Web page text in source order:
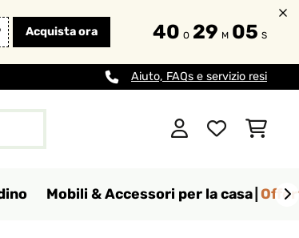
Acquista ora 40 O 29 M 03 S
Aiuto, FAQs e servizio resi
Mobili & Accessori per la casa